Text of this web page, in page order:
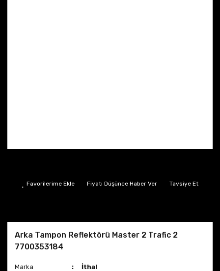
Fiyatı Düşünce Haber Ver Tavsiye Et
Arka Tampon Reflektörü Master 2 Trafic 2
7700353184
Marka
İthal